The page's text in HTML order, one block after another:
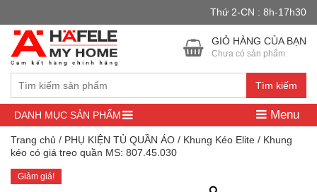
Thứ 2-CN : 8h-17h30
Tìm kiếm
GIỎ HÀNG CỦA BẠN
Chưa có sản phẩm
DANH MỤC SẢN PHẨM Menu
Trang chủ / PHỤ KIỆN TỦ QUẦN ÁO / Khung Kéo Elite / Khung
kéo có giá treo quần MS: 807.45.030
Giảm giá!
Đây là cửa hàng demo nhằm mục đích thử nghiệm — các đơn hàng
sẽ không có hiệu lực.